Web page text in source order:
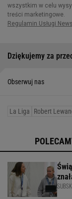
Dziękujemy za
Obserwuj nas
La Liga Robert